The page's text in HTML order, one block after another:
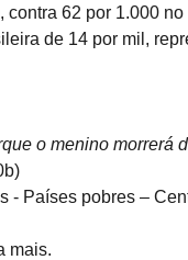
62 por 1.000
de 14 por mil,
o menino morrerá
Países pobres –
mais.